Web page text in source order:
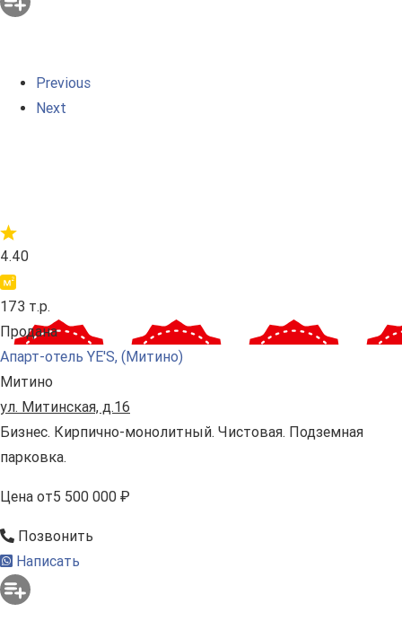
Previous
Next
4.40
173 т.р.
Продана
Апарт-отель YE'S, (Митино)
Митино
ул. Митинская, д.16
Бизнес. Кирпично-монолитный. Чистовая. Подземная
парковка.
Цена от5 500 000 ₽
Позвонить
Написать